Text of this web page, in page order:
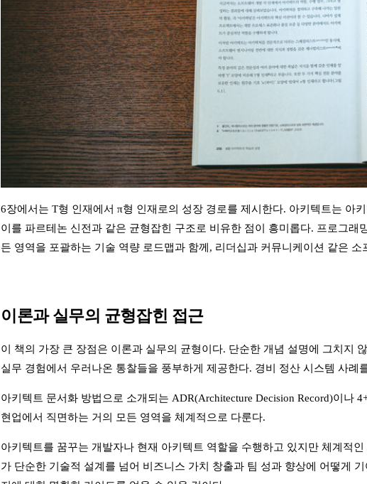
6장에서는 T형 인재에서 π형 인재로의 성장 경로를 제시한다. 아키텍트는 아
이를 파르테논 신전과 같은 균형잡힌 구조로 비유한 점이 흥미롭다. 프로그
든 영역을 포괄하는 기술 역량 로드맵과 함께, 리더십과 커뮤니케이션 같은
이론과 실무의 균형잡힌 접근
이 책의 가장 큰 장점은 이론과 실무의 균형이다. 단순한 개념 설명에 그치지
실무 경험에서 우러나온 통찰들을 풍부하게 제공한다. 경비 정산 시스템 사
아키텍트 문서화 방법으로 소개되는 ADR(Architecture Decision Record)이나
현업에서 직면하는 거의 모든 영역을 체계적으로 다룬다.
아키텍트를 꿈꾸는 개발자나 현재 아키텍트 역할을 수행하고 있지만 체계적
가 단순한 기술적 설계를 넘어 비즈니스 가치 창출과 팀 성과 향상에 어떻게